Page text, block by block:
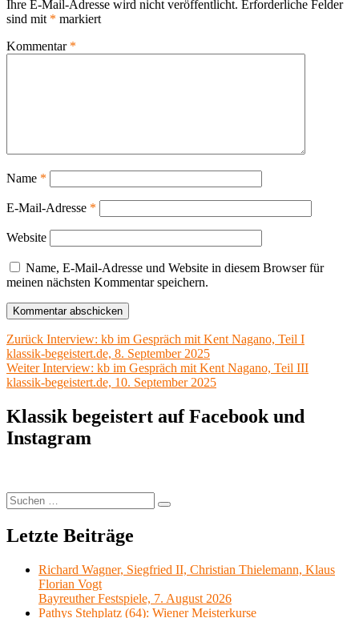
Ihre E-Mail-Adresse wird nicht veröffentlicht. Erforderliche Felder
sind mit * markiert
Kommentar *
Name *
E-Mail-Adresse *
Website
Name, E-Mail-Adresse und Website in diesem Browser für
meinen nächsten Kommentar speichern.
Beitragsnavigation
Zurück Vorheriger
Beitrag:
Interview: kb im Gespräch mit Kent Nagano, Teil I
klassik-begeistert.de, 8. September 2025
Weiter Nächster
Beitrag:
Interview: kb im Gespräch mit Kent Nagano, Teil III
klassik-begeistert.de, 10. September 2025
Klassik begeistert auf Facebook und
Instagram
Suchen
nach:
Suchen
Letzte Beiträge
Richard Wagner, Siegfried II, Christian Thielemann, Klaus
Florian Vogt
Bayreuther Festspiele, 7. August 2026
Pathys Stehplatz (64): Wiener Meisterkurse